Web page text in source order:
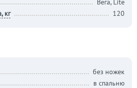
Вега, Lite
кг
120
без ножек
в спальню